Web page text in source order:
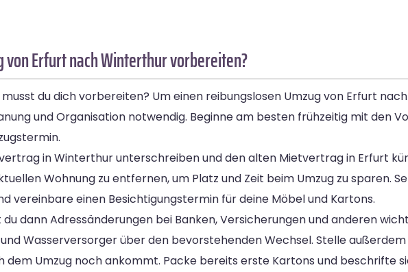
von Erfurt nach Winterthur vorbereiten?
du dich vorbereiten? Um einen reibungslosen Umzug von Erfurt
und Organisation notwendig. Beginne am besten frühzeitig mit den
in Winterthur unterschreiben und den alten Mietvertrag in Erfurt
Wohnung zu entfernen, um Platz und Zeit beim Umzug zu sparen.
vereinbare einen Besichtigungstermin für deine Möbel und Kartons.
dann Adressänderungen bei Banken, Versicherungen und anderen
Wasserversorger über den bevorstehenden Wechsel. Stelle
dem Umzug noch ankommt. Packe bereits erste Kartons und beschrifte